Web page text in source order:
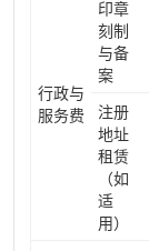
行政与
服务费
印章
刻制
与备
案
注册
地址
租赁
（如
适
用）